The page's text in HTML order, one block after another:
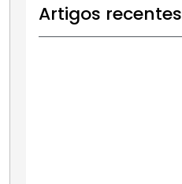
Artigos recentes